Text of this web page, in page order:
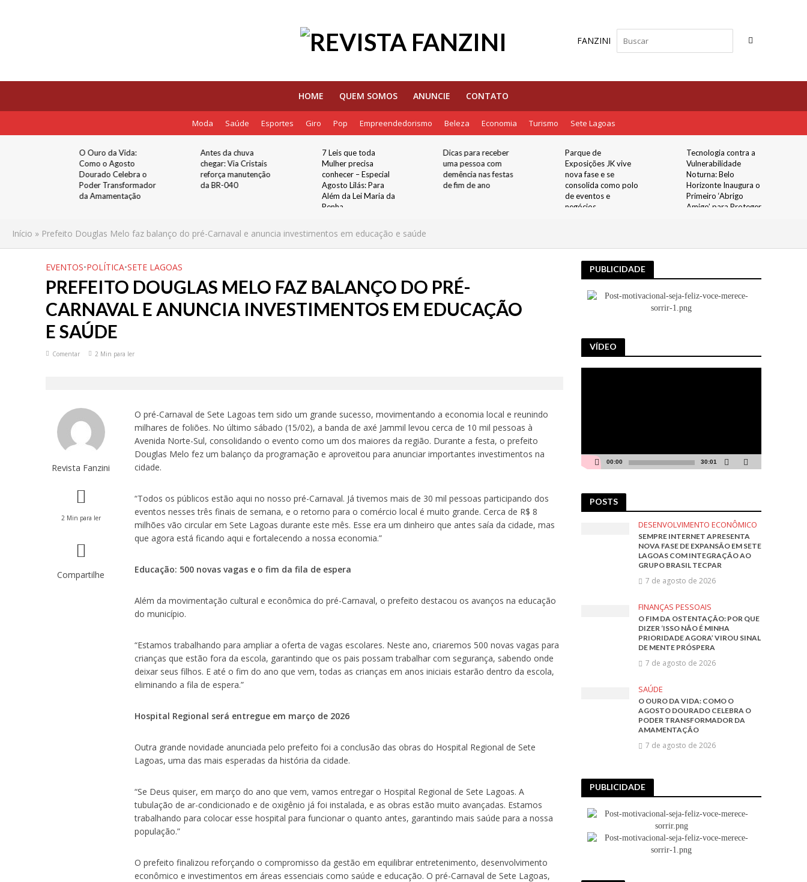
FANZINI
HOME QUEM SOMOS ANUNCIE CONTATO
Moda Saúde Esportes Giro Pop Empreendedorismo Beleza Economia Turismo Sete Lagoas
O Ouro da Vida:
Como o Agosto
Dourado Celebra o
Poder Transformador
da Amamentação
Antes da chuva
chegar: Via Cristais
reforça manutenção
da BR-040
7 Leis que toda
Mulher precisa
conhecer – Especial
Agosto Lilás: Para
Além da Lei Maria da
Penha
Dicas para receber
uma pessoa com
demência nas festas
de fim de ano
Parque de
Exposições JK vive
nova fase e se
consolida como polo
de eventos e
negócios
Tecnologia contra a
Vulnerabilidade
Noturna: Belo
Horizonte Inaugura o
Primeiro ‘Abrigo
Amigo’ para Proteger
Início » Prefeito Douglas Melo faz balanço do pré-Carnaval e anuncia investimentos em educação e saúde
EVENTOS•POLÍTICA•SETE LAGOAS
PREFEITO DOUGLAS MELO FAZ BALANÇO DO PRÉ-
CARNAVAL E ANUNCIA INVESTIMENTOS EM EDUCAÇÃO
E SAÚDE
Comentar 2 Min para ler
Revista Fanzini
2 Min para ler
Compartilhe
O pré-Carnaval de Sete Lagoas tem sido um grande sucesso, movimentando a economia local e reunindo
milhares de foliões. No último sábado (15/02), a banda de axé Jammil levou cerca de 10 mil pessoas à
Avenida Norte-Sul, consolidando o evento como um dos maiores da região. Durante a festa, o prefeito
Douglas Melo fez um balanço da programação e aproveitou para anunciar importantes investimentos na
cidade.
“Todos os públicos estão aqui no nosso pré-Carnaval. Já tivemos mais de 30 mil pessoas participando dos
eventos nesses três finais de semana, e o retorno para o comércio local é muito grande. Cerca de R$ 8
milhões vão circular em Sete Lagoas durante este mês. Esse era um dinheiro que antes saía da cidade, mas
que agora está ficando aqui e fortalecendo a nossa economia.”
Educação: 500 novas vagas e o fim da fila de espera
Além da movimentação cultural e econômica do pré-Carnaval, o prefeito destacou os avanços na educação
do município.
“Estamos trabalhando para ampliar a oferta de vagas escolares. Neste ano, criaremos 500 novas vagas para
crianças que estão fora da escola, garantindo que os pais possam trabalhar com segurança, sabendo onde
deixar seus filhos. E até o fim do ano que vem, todas as crianças em anos iniciais estarão dentro da escola,
eliminando a fila de espera.”
Hospital Regional será entregue em março de 2026
Outra grande novidade anunciada pelo prefeito foi a conclusão das obras do Hospital Regional de Sete
Lagoas, uma das mais esperadas da história da cidade.
“Se Deus quiser, em março do ano que vem, vamos entregar o Hospital Regional de Sete Lagoas. A
tubulação de ar-condicionado e de oxigênio já foi instalada, e as obras estão muito avançadas. Estamos
trabalhando para colocar esse hospital para funcionar o quanto antes, garantindo mais saúde para a nossa
população.”
O prefeito finalizou reforçando o compromisso da gestão em equilibrar entretenimento, desenvolvimento
econômico e investimentos em áreas essenciais como saúde e educação. O pré-Carnaval de Sete Lagoas,
PUBLICIDADE
VÍDEO
00:00 30:01
POSTS
DESENVOLVIMENTO ECONÔMICO
SEMPRE INTERNET APRESENTA
NOVA FASE DE EXPANSÃO EM SETE
LAGOAS COM INTEGRAÇÃO AO
GRUPO BRASIL TECPAR
7 de agosto de 2026
FINANÇAS PESSOAIS
O FIM DA OSTENTAÇÃO: POR QUE
DIZER ‘ISSO NÃO É MINHA
PRIORIDADE AGORA’ VIROU SINAL
DE MENTE PRÓSPERA
7 de agosto de 2026
SAÚDE
O OURO DA VIDA: COMO O
AGOSTO DOURADO CELEBRA O
PODER TRANSFORMADOR DA
AMAMENTAÇÃO
7 de agosto de 2026
PUBLICIDADE